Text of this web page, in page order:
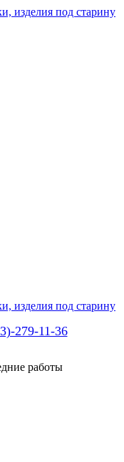
279-11-36
работы